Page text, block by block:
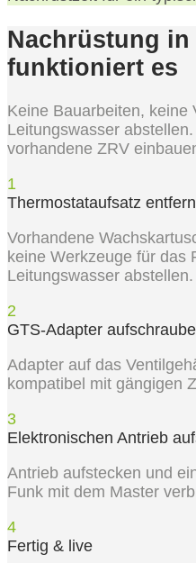
Nachrüstung in
funktioniert es
Keine Bauarbeiten, keine
Leitungswasser
vorhandene ZRV
1
Thermostataufsatz
Vorhandene
keine Werkzeuge für das
Leitungswasser abstellen.
2
GTS-Adapter
Adapter auf das
kompatibel mit gängigen
3
Elektronischen Antrieb
Antrieb aufstecken und
Funk mit dem Master
4
Fertig & live